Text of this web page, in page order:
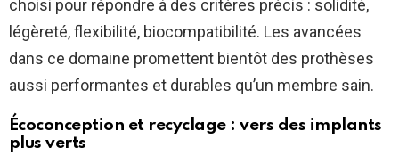
choisi pour répondre à des critères précis : solidité,
légèreté, flexibilité, biocompatibilité. Les avancées
dans ce domaine promettent bientôt des prothèses
aussi performantes et durables qu’un membre sain.
Écoconception et recyclage : vers des implants
plus verts